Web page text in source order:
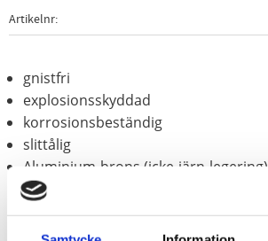
Artikelnr
gnistfri
explosionsskyddad
korrosionsbeständig
slittålig
Aluminium-brons (icke-järn-legering)